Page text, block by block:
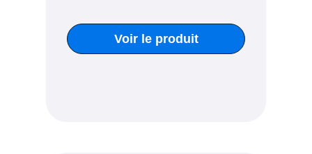
Voir le produit